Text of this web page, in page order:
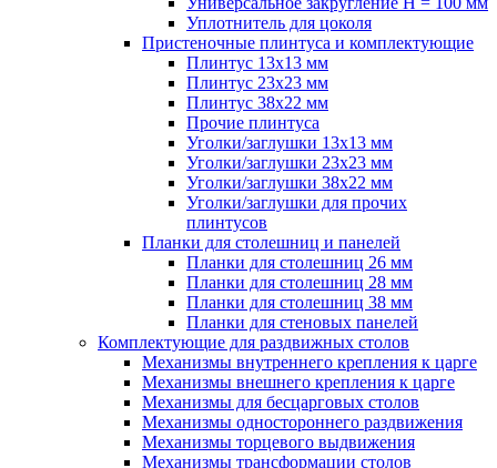
Уплотнитель для цоколя
Пристеночные плинтуса и комплектующие
Плинтус 13х13 мм
Плинтус 23х23 мм
Плинтус 38х22 мм
Прочие плинтуса
Уголки/заглушки 13х13 мм
Уголки/заглушки 23х23 мм
Уголки/заглушки 38х22 мм
Уголки/заглушки для прочих
плинтусов
Планки для столешниц и панелей
Планки для столешниц 26 мм
Планки для столешниц 28 мм
Планки для столешниц 38 мм
Планки для стеновых панелей
Комплектующие для раздвижных столов
Механизмы внутреннего крепления к царге
Механизмы внешнего крепления к царге
Механизмы для бесцарговых столов
Механизмы одностороннего раздвижения
Механизмы торцевого выдвижения
Механизмы трансформации столов